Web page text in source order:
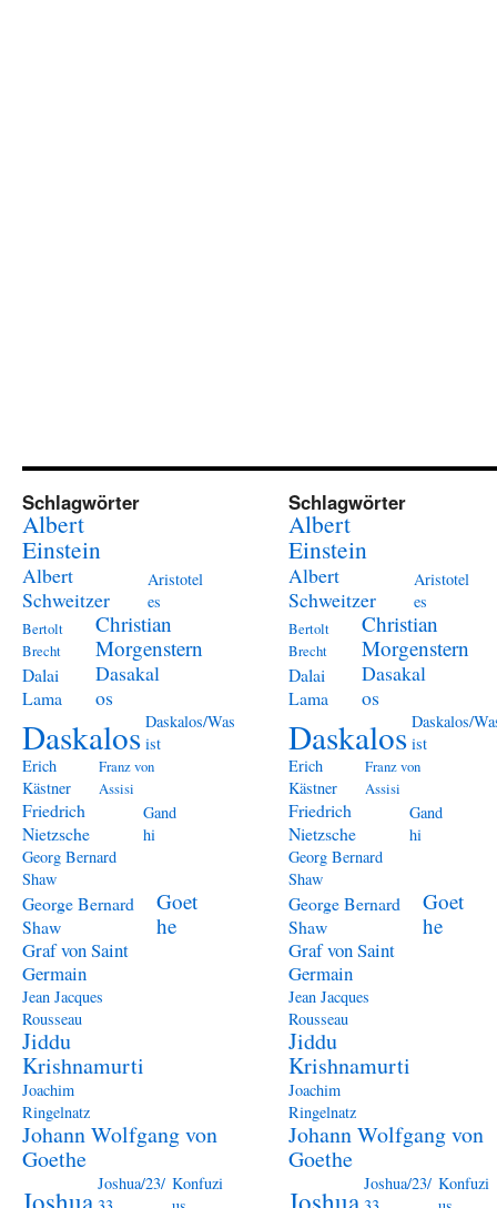
Schlagwörter
Albert
Einstein
Albert
Schweitzer
Aristotel
es
Bertolt
Brecht
Christian
Morgenstern
Dalai
Lama
Dasakal
os
Daskalos Daskalos/Was
ist
Erich
Kästner
Franz von
Assisi
Friedrich
Nietzsche
Gand
hi
Georg Bernard
Shaw
George Bernard
Shaw
Goet
he
Graf von Saint
Germain
Jean Jacques
Rousseau
Jiddu
Krishnamurti
Joachim
Ringelnatz
Johann Wolfgang von
Goethe
Joshua
Joshua/23/ Konfuzi
Schlagwörter
Albert
Einstein
Albert
Schweitzer
Aristotel
es
Bertolt
Brecht
Christian
Morgenstern
Dalai
Lama
Dasakal
os
Daskalos Daskalos/
ist
Erich
Kästner
Franz von
Assisi
Friedrich
Nietzsche
Gand
hi
Georg Bernard
Shaw
George Bernard
Shaw
Goet
he
Graf von Saint
Germain
Jean Jacques
Rousseau
Jiddu
Krishnamurti
Joachim
Ringelnatz
Johann Wolfgang von
Goethe
Joshua
Joshua/23/ Konfuzi